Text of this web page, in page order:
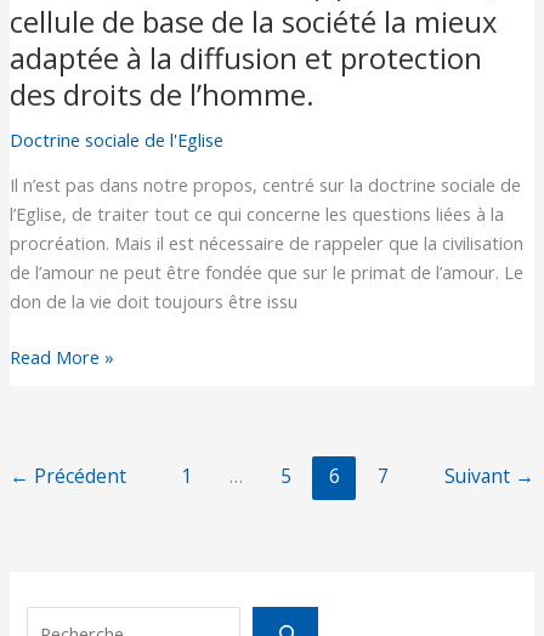
protéger
les
droits
l’homme.
cellule de base de la société la mieux
adaptée à la diffusion et protection
des droits de l’homme.
Doctrine sociale de l'Eglise
Il n’est pas dans notre propos, centré sur la doctrine sociale de
l’Eglise, de traiter tout ce qui concerne les questions liées à la
procréation. Mais il est nécessaire de rappeler que la civilisation
de l’amour ne peut être fondée que sur le primat de l’amour. Le
don de la vie doit toujours être issu
droits
de
l’homme
(4)
la
famille,
cellule
de
base
de
société
à
Read More »
← Précédent 1 … 5 6 7 Suivant →